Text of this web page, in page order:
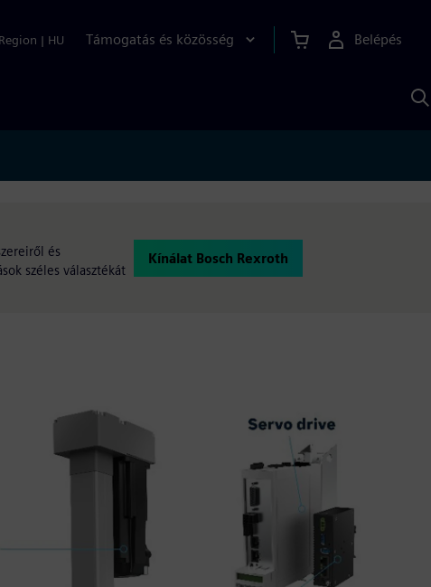
Region | HU Támogatás és közösség Belépés
és
széles választékát
Kínálat Bosch Rexroth